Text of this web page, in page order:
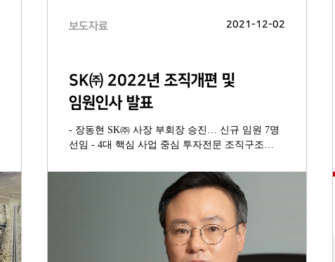
보도자료 2021-12-02
SK㈜ 2022년 조직개편 및
임원인사 발표
- 장동현 SK㈜ 사장 부회장 승진… 신규 임원 7명
선임 - 4대 핵심 사업 중심 투자전문 조직구조
조직구조와 전문역량 갖추고 파이낸셜스토리